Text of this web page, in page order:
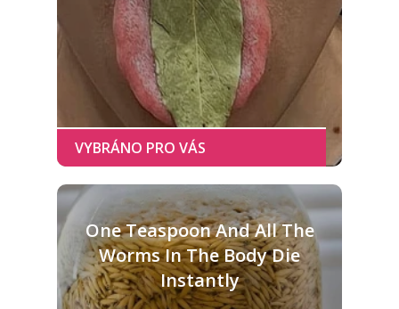
One Teaspoon And All The
Worms In The Body Die
Instantly